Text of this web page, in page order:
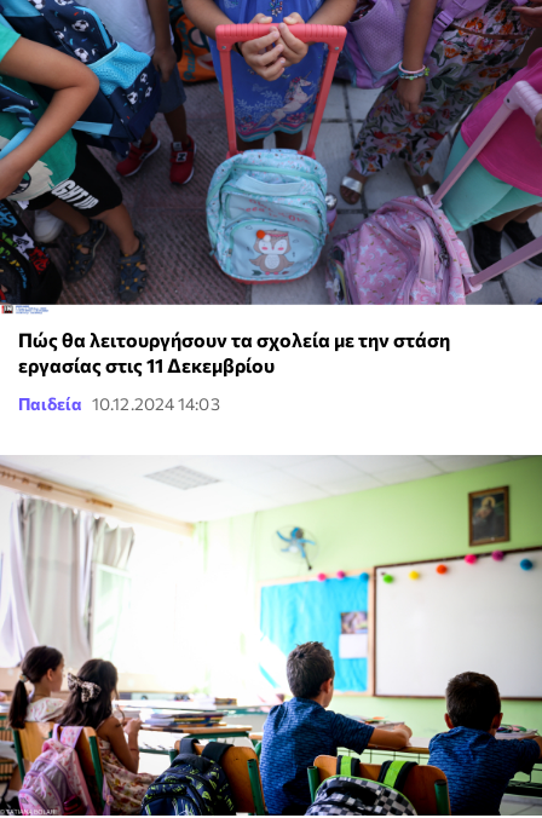
Πώς θα λειτουργήσουν τα σχολεία με την στάση
εργασίας στις 11 Δεκεμβρίου
Παιδεία 10.12.2024 14:03